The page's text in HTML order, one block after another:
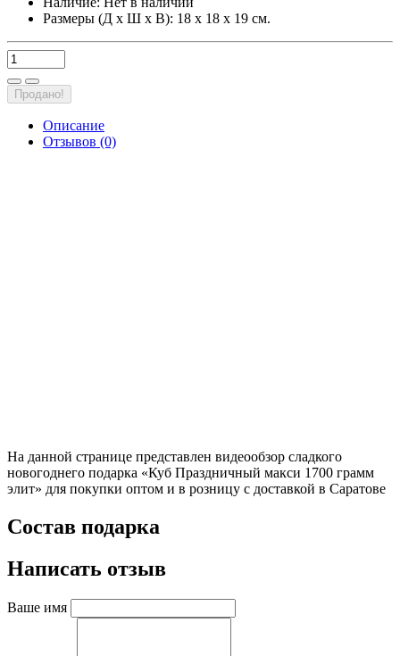
Размеры (Д х Ш х В): 18 х 18 х 19 см.
Продано!
Описание
Отзывов (0)
На данной странице представлен видеообзор сладкого
новогоднего подарка «Куб Праздничный макси 1700 грамм
элит» для покупки оптом и в розницу с доставкой в Саратове
Состав подарка
Написать отзыв
Ваше имя